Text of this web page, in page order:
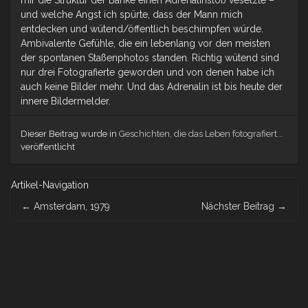
und welche Angst ich spürte, dass der Mann mich
entdecken und wütend/öffentlich beschimpfen würde.
Ambivalente Gefühle, die ein lebenlang vor den meisten
der spontanen Staßenphotos standen. Richtig wütend sind
nur drei Fotografierte geworden und von denen habe ich
auch keine Bilder mehr. Und das Adrenalin ist bis heute der
innere Bildermelder.
Dieser Beitrag wurde in Geschichten, die das Leben fotografiert...
veröffentlicht
Artikel-Navigation
← Amsterdam, 1979 Nächster Beitrag →